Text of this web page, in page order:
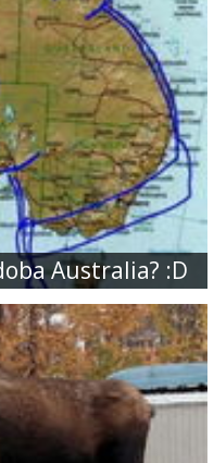
Australia? :D